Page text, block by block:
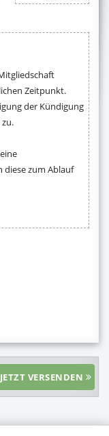
JETZT VERSENDEN